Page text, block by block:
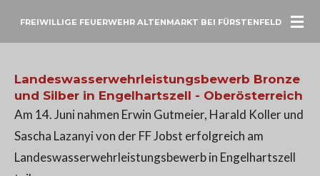
ZumFREIWILLIGE FEUERWEHR ALTENMARKT BEI FÜRSTENFELD
Landeswasserwehrleistungsbewerb Bronze
und Silber in Engelhartszell - Oberösterreich
Am 14. Juni nahmen Erwin Gutmeier, Harald Koller und
Sascha Lazanyi von der FF Jobst erfolgreich am
Landeswasserwehrleistungsbewerb in Engelhartszell